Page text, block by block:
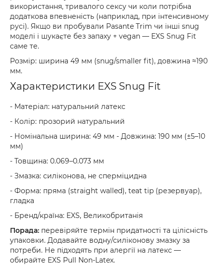
використання, тривалого сексу чи коли потрібна
додаткова впевненість (наприклад, при інтенсивному
русі). Якщо ви пробували Pasante Trim чи інші snug
моделі і шукаєте без запаху + vegan — EXS Snug Fit
саме те.
Розмір: ширина 49 мм (snug/smaller fit), довжина ≈190
мм.
Характеристики EXS Snug Fit
- Матеріал: натуральний латекс
- Колір: прозорий натуральний
- Номінальна ширина: 49 мм - Довжина: 190 мм (±5–10
мм)
- Товщина: 0.069–0.073 мм
- Змазка: силіконова, не сперміцидна
- Форма: пряма (straight walled), teat tip (резервуар),
гладка
- Бренд/країна: EXS, Великобританія
Порада: перевіряйте термін придатності та цілісність
упаковки. Додавайте водну/силіконову змазку за
потреби. Не підходять при алергії на латекс —
обирайте EXS Pull Non-Latex.